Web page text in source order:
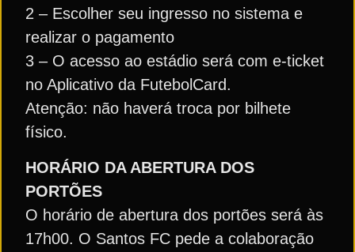
2 – Escolher seu ingresso no sistema e
realizar o pagamento
3 – O acesso ao estádio será com e-ticket
no Aplicativo da FutebolCard.
Atenção: não haverá troca por bilhete
físico.
HORÁRIO DA ABERTURA DOS
PORTÕES
O horário de abertura dos portões será às
17h00. O Santos FC pede a colaboração